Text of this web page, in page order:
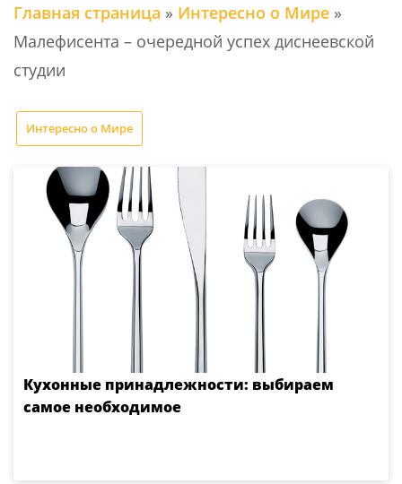
Главная страница » Интересно о Мире »
Малефисента – очередной успех диснеевской
студии
Интересно о Мире
Кухонные принадлежности: выбираем
самое необходимое